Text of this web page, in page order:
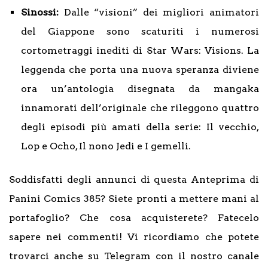
Sinossi: Dalle “visioni” dei migliori animatori
del Giappone sono scaturiti i numerosi
cortometraggi inediti di Star Wars: Visions. La
leggenda che porta una nuova speranza diviene
ora un’antologia disegnata da mangaka
innamorati dell’originale che rileggono quattro
degli episodi più amati della serie: Il vecchio,
Lop e Ocho, Il nono Jedi e I gemelli.
Soddisfatti degli annunci di questa Anteprima di
Panini Comics 385? Siete pronti a mettere mani al
portafoglio? Che cosa acquisterete? Fatecelo
sapere nei commenti! Vi ricordiamo che potete
trovarci anche su Telegram con il nostro canale